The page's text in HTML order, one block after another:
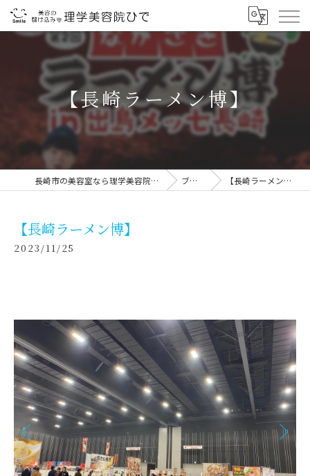
【長崎ラーメン博】
長崎市の美容室なら理学美容院ひで ブログ 【長崎ラーメン博】
【長崎ラーメン博】
2023/11/25